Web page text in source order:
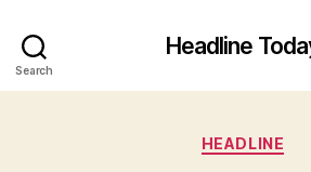
Search
Headline
HEADLINE